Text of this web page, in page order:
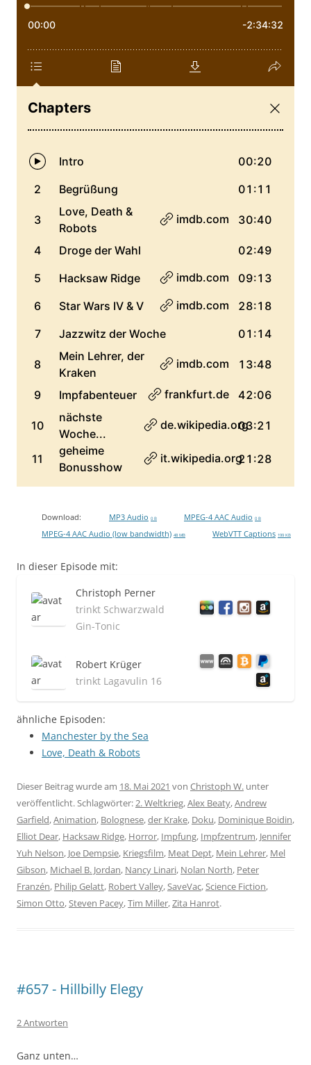
Download: MP3 Audio 0 B MPEG-4 AAC Audio 0 B
MPEG-4 AAC Audio (low bandwidth) 48 MB WebVTT Captions 199 KB
In dieser Episode mit:
Christoph Perner
trinkt Schwarzwald
Gin-Tonic
Robert Krüger
trinkt Lagavulin 16
ähnliche Episoden:
Manchester by the Sea
Love, Death & Robots
Dieser Beitrag wurde am 18. Mai 2021 von Christoph W. unter
veröffentlicht. Schlagwörter:2. Weltkrieg,Alex Beaty,Andrew
Garfield,Animation, Bolognese,der Krake, Doku, Dominique Boidin,
Elliot Dear, Hacksaw Ridge, Horror, Impfung, Impfzentrum, Jennifer
Yuh Nelson, Joe Dempsie, Kriegsfilm, Meat Dept, Mein Lehrer, Mel
Gibson, Michael B. Jordan, Nancy Linari, Nolan North, Peter
Franzén, Philip Gelatt, Robert Valley,SaveVac,Science Fiction,
Simon Otto,Steven Pacey,Tim Miller,Zita Hanrot.
#657 - Hillbilly Elegy
2 Antworten
Ganz unten…